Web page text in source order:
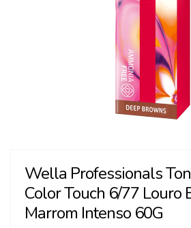
Wella Professionals
Color Touch 6/77 Louro
Marrom Intenso 60G